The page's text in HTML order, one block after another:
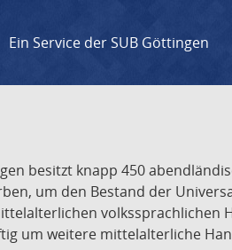
Ein Service der SUB Göttingen
besitzt knapp 450
um den Bestand der
volkssprachlichen
um weitere mittelalterliche